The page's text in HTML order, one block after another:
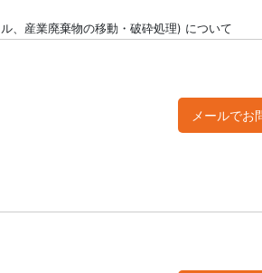
、産業廃棄物の移動・破砕処理) について
メールでお